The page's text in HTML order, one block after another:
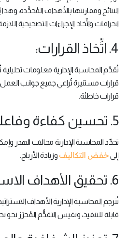
النتائج ومقارنتها بالأهداف المُحدَّدة،
انحرافات واتِّخاذ الإجراءات التصحيحية
4. اتِّخاذ القرارات:
تُقدِّم المحاسبة الإدارية معلومات تحليلية
قرارات مستنيرة تُراعي جميع جوانب
قرارات خاطئة.
5. تحسين كفاءة وفاعلية الشركة:
تحدِّد المحاسبة الإدارية مجالات الهدر
إلىخفض التكاليف وزيادة الأرباح.
6. تحقيق الأهداف الاستراتيجية:
تُترجم المحاسبة الإدارية الأهداف
قابلة للتنفيذ، وتقيس التقدُّم المُحرَز